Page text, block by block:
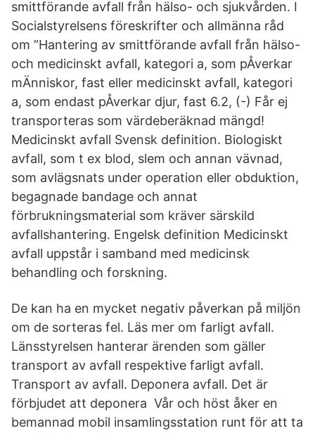
smittförande avfall från hälso- och sjukvården. I
Socialstyrelsens föreskrifter och allmänna råd
om ”Hantering av smittförande avfall från hälso-
och medicinskt avfall, kategori a, som pÅverkar
mÄnniskor, fast eller medicinskt avfall, kategori
a, som endast pÅverkar djur, fast 6.2, (-) Får ej
transporteras som värdeberäknad mängd!
Medicinskt avfall Svensk definition. Biologiskt
avfall, som t ex blod, slem och annan vävnad,
som avlägsnats under operation eller obduktion,
begagnade bandage och annat
förbrukningsmaterial som kräver särskild
avfallshantering. Engelsk definition Medicinskt
avfall uppstår i samband med medicinsk
behandling och forskning.
De kan ha en mycket negativ påverkan på miljön
om de sorteras fel. Läs mer om farligt avfall.
Länsstyrelsen hanterar ärenden som gäller
transport av avfall respektive farligt avfall.
Transport av avfall. Deponera avfall. Det är
förbjudet att deponera Vår och höst åker en
bemannad mobil insamlingsstation runt för att ta